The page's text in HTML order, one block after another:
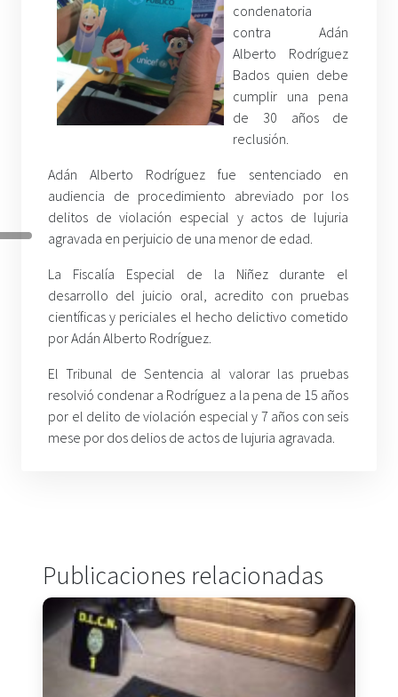
condenatoria
contra Adán
Alberto Rodríguez
Bados quien debe
cumplir una pena
de 30 años de
reclusión.
Adán Alberto Rodríguez fue sentenciado en
audiencia de procedimiento abreviado por los
delitos de violación especial y actos de lujuria
agravada en perjuicio de una menor de edad.
La Fiscalía Especial de la Niñez durante el
desarrollo del juicio oral, acredito con pruebas
científicas y periciales el hecho delictivo cometido
por Adán Alberto Rodríguez.
El Tribunal de Sentencia al valorar las pruebas
resolvió condenar a Rodríguez a la pena de 15 años
por el delito de violación especial y 7 años con seis
mese por dos delios de actos de lujuria agravada.
Publicaciones relacionadas